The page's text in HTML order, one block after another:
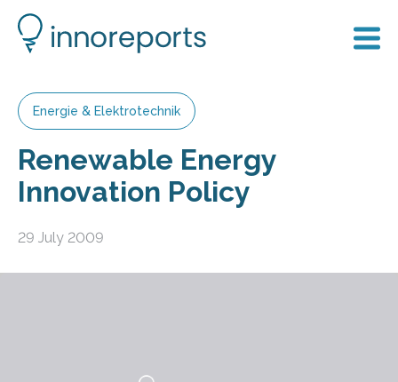
Energie & Elektrotechnik
Renewable Energy
Innovation Policy
29 July 2009